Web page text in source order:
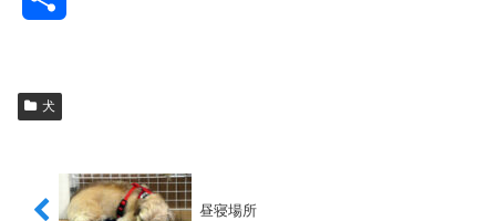
犬
昼寝場所